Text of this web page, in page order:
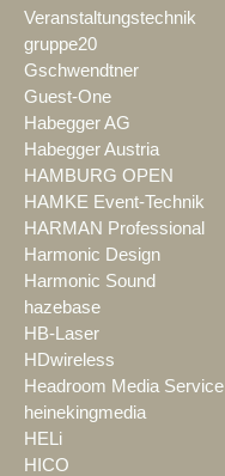
Veranstaltungstechnik
gruppe20
Gschwendtner
Guest-One
Habegger AG
Habegger Austria
HAMBURG OPEN
HAMKE Event-Technik
HARMAN Professional
Harmonic Design
Harmonic Sound
hazebase
HB-Laser
HDwireless
Headroom Media Service
heinekingmedia
HELi
HICO